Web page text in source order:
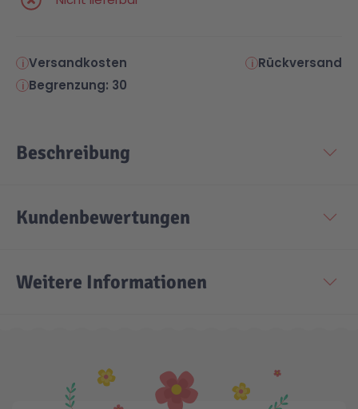
Versandkosten
Rückversand
Begrenzung: 30
Beschreibung
Kundenbewertungen
Weitere Informationen